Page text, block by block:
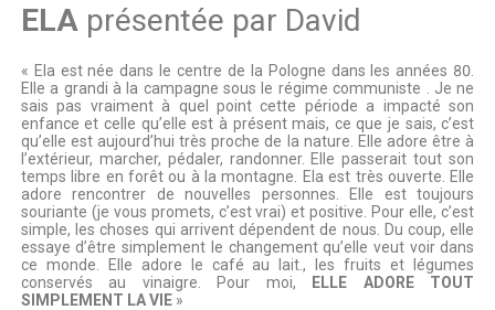
ELA présentée par David
« Ela est née dans le centre de la Pologne dans les années 80.
Elle a grandi à la campagne sous le régime communiste . Je ne
sais pas vraiment à quel point cette période a impacté son
enfance et celle qu’elle est à présent mais, ce que je sais, c’est
qu’elle est aujourd’hui très proche de la nature. Elle adore être à
l’extérieur, marcher, pédaler, randonner. Elle passerait tout son
temps libre en forêt ou à la montagne. Ela est très ouverte. Elle
adore rencontrer de nouvelles personnes. Elle est toujours
souriante (je vous promets, c’est vrai) et positive. Pour elle, c’est
simple, les choses qui arrivent dépendent de nous. Du coup, elle
essaye d’être simplement le changement qu’elle veut voir dans
ce monde. Elle adore le café au lait., les fruits et légumes
conservés au vinaigre. Pour moi, ELLE ADORE TOUT
SIMPLEMENT LA VIE»